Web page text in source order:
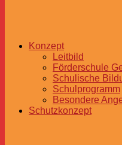
Konzept
Leitbild
Förderschule
Schulische
Schulprogramm
Besondere
Schutzkonzept